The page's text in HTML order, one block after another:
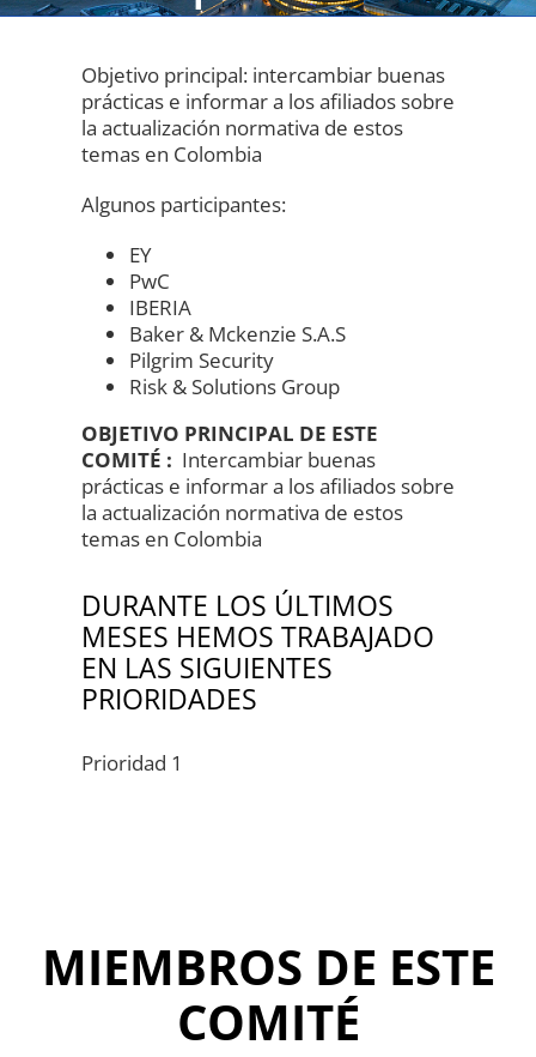
Objetivo principal: intercambiar buenas
prácticas e informar a los afiliados sobre
la actualización normativa de estos
temas en Colombia
Algunos participantes:
EY
PwC
IBERIA
Baker & Mckenzie S.A.S
Pilgrim Security
Risk & Solutions Group
OBJETIVO PRINCIPAL DE ESTE
COMITÉ : Intercambiar buenas
prácticas e informar a los afiliados sobre
la actualización normativa de estos
temas en Colombia
DURANTE LOS ÚLTIMOS
MESES HEMOS TRABAJADO
EN LAS SIGUIENTES
PRIORIDADES
Prioridad 1
MIEMBROS DE ESTE
COMITÉ